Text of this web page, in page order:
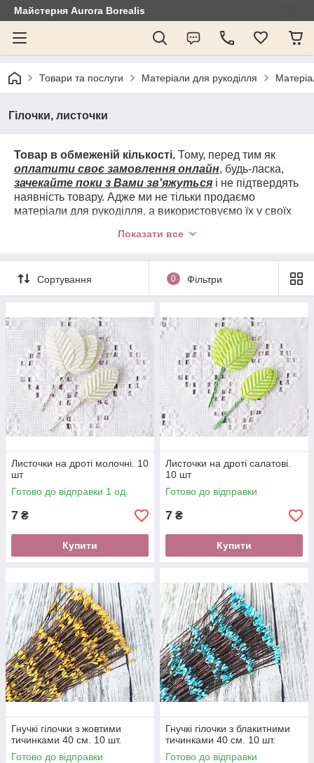
Майстерня Aurora Borealis
Товари та послуги Матеріали для рукоділля
Гілочки, листочки
Товар в обмеженій кількості. Тому, перед тим як
оплатити своє замовлення онлайн, будь-ласка,
зачекайте поки з Вами зв'яжуться і не підтвердять
наявність товару. Адже ми не тільки продаємо
матеріали для рукоділля, а використовуємо їх у своїх
передзвони практично немає, не завжди зручно:або
і тому подібне) Передзвонюємо в крайньому випадку!
Опту немає! Працюємо тільки по 100% передоплаті,з
відправлення не забираються з пошти, а оплачувати
відправку в обидві сторони немає ніякого бажання).
Якщо у Вас є питання задавайте їх навайбер (тільки
повідомлення )+380 (73) 996-1-996, постараємося на
них відповісти.
Показати все
Сортування 0 Фільтри
Листочки на дроті молочні. 10
шт
Готово до відправки 1 од.
7 ₴
Купити
Листочки на дроті салатові.
10 шт
Готово до відправки
7 ₴
Купити
Гнучкі гілочки з жовтими
тичинками 40 см. 10 шт.
Готово до відправки
Гнучкі гілочки з блакитними
тичинками 40 см. 10 шт.
Готово до відправки